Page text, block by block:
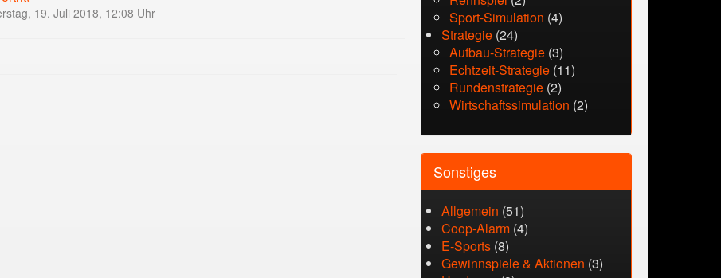
19. Juli 2018, 12:08 Uhr
Sport-Simulation (4)
Strategie (24)
Aufbau-Strategie (3)
Echtzeit-Strategie (11)
Rundenstrategie (2)
Wirtschaftssimulation (2)
Sonstiges
Allgemein (51)
Coop-Alarm (4)
E-Sports (8)
Gewinnspiele & Aktionen (3)